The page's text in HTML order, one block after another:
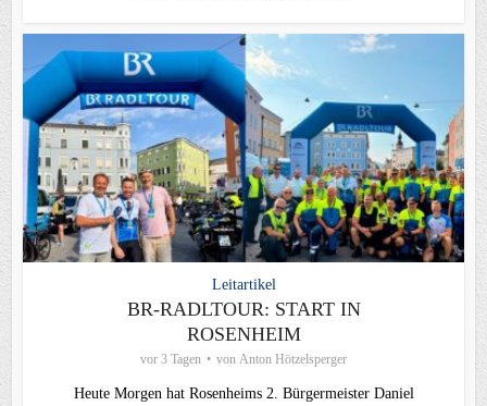
Leitartikel
BR-RADLTOUR: START IN
ROSENHEIM
vor 3 Tagen von Anton Hötzelsperger
Heute Morgen hat Rosenheims 2. Bürgermeister Daniel